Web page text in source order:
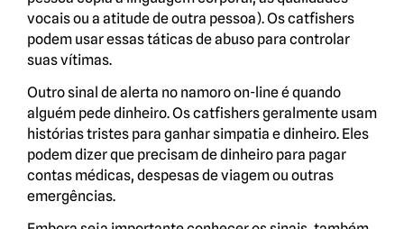
vocais ou a atitude de outra pessoa). Os catfishers
podem usar essas táticas de abuso para controlar
suas vítimas.
Outro sinal de alerta no namoro on-line é quando
alguém pede dinheiro. Os catfishers geralmente usam
histórias tristes para ganhar simpatia e dinheiro. Eles
podem dizer que precisam de dinheiro para pagar
contas médicas, despesas de viagem ou outras
emergências.